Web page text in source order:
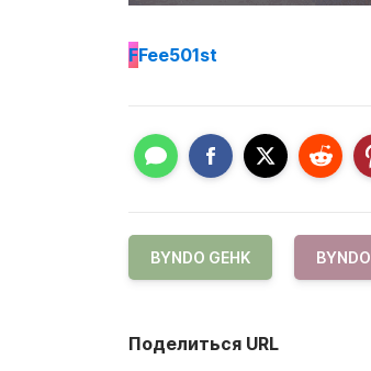
FFee501st
BYNDO GEHK BYNDO
Поделиться URL